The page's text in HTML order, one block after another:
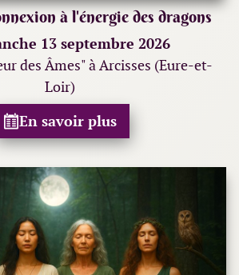
à l'énergie des dragons
13 septembre 2026
des Âmes" à Arcisses (Eure-et-
Loir)
En savoir plus